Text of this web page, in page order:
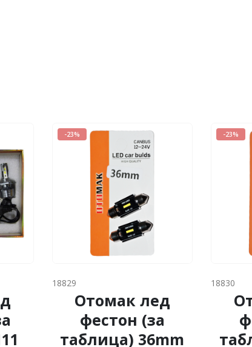
-23%
18829
Отомак лед
фестон (за
таблица) 36mm
-23%
18830